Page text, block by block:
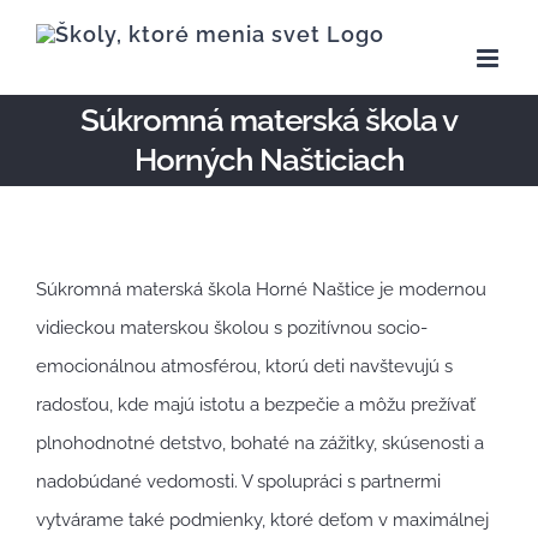
content
Súkromná materská škola v
Horných Našticiach
Súkromná materská škola Horné Naštice je modernou
vidieckou materskou školou s pozitívnou socio-
emocionálnou atmosférou, ktorú deti navštevujú s
radosťou, kde majú istotu a bezpečie a môžu prežívať
plnohodnotné detstvo, bohaté na zážitky, skúsenosti a
nadobúdané vedomosti. V spolupráci s partnermi
vytvárame také podmienky, ktoré deťom v maximálnej